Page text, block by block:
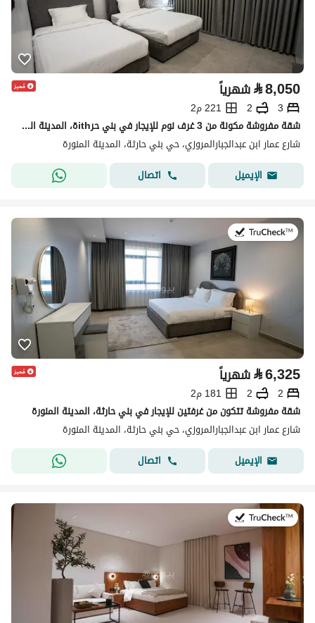
⃁8,050 شهرياً
3
2
221 م2
شقة مفروشة مكونة من 3 غرف نوم للإيجار في بني حرithة، المدينة المنورة
شارع عمار ابن عبدالجبارالمروزي، حي بني حارثة، المدينة المنورة
الإيميل
اتصال
⃁6,325 شهرياً
2
2
181 م2
شقة مفروشة تتكون من غرفتين للإيجار في بني حارثة، المدينة المنورة
شارع عمار ابن عبدالجبارالمروزي، حي بني حارثة، المدينة المنورة
الإيميل
اتصال